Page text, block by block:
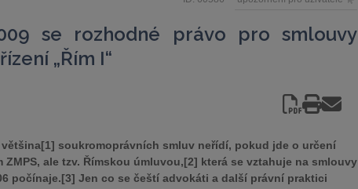
se rozhodné právo pro smlouvy
„Řím I“
soukromoprávních smluv neřídí, pokud jde o určení
ZMPS, ale tzv. Římskou úmluvou,[2] která se vztahuje na smlouvy
počínaje.[3] Jen co se čeští advokáti a další právní praktici